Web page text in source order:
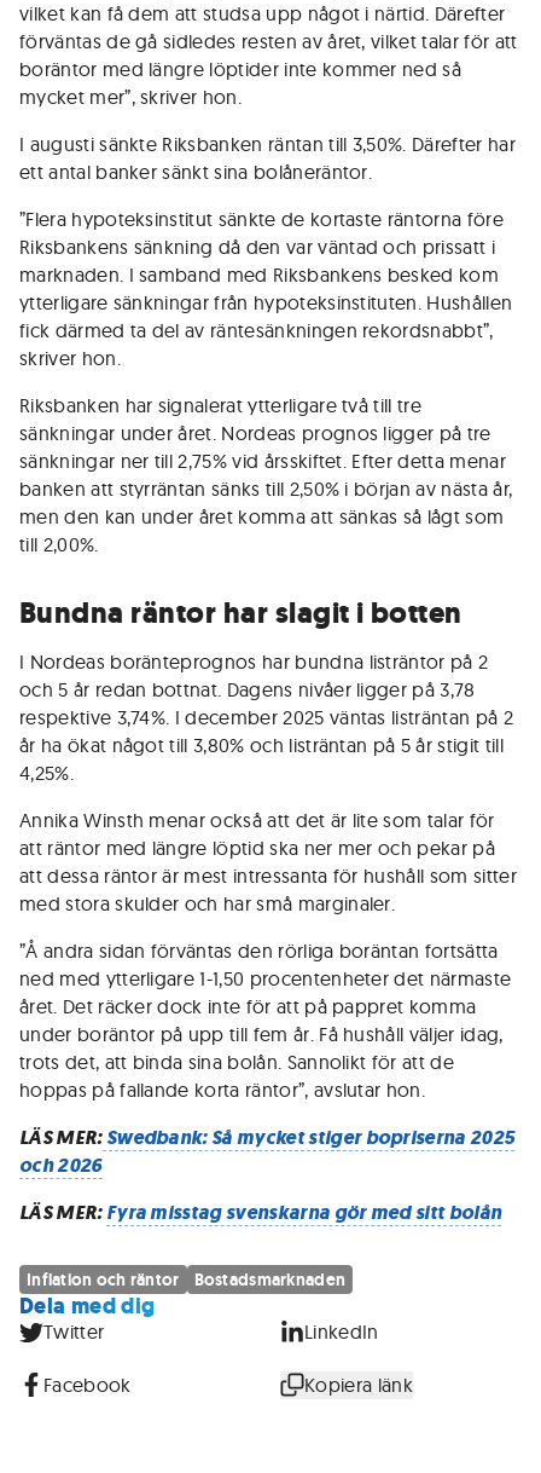
vilket kan få dem att studsa upp något i närtid. Därefter
förväntas de gå sidledes resten av året, vilket talar för att
boräntor med längre löptider inte kommer ned så
mycket mer”, skriver hon.
I augusti sänkte Riksbanken räntan till 3,50%. Därefter har
ett antal banker sänkt sina bolåneräntor.
”Flera hypoteksinstitut sänkte de kortaste räntorna före
Riksbankens sänkning då den var väntad och prissatt i
marknaden. I samband med Riksbankens besked kom
ytterligare sänkningar från hypoteksinstituten. Hushållen
fick därmed ta del av räntesänkningen rekordsnabbt”,
skriver hon.
Riksbanken har signalerat ytterligare två till tre
sänkningar under året. Nordeas prognos ligger på tre
sänkningar ner till 2,75% vid årsskiftet. Efter detta menar
banken att styrräntan sänks till 2,50% i början av nästa år,
men den kan under året komma att sänkas så lågt som
till 2,00%.
Bundna räntor har slagit i botten
I Nordeas boränteprognos har bundna listräntor på 2
och 5 år redan bottnat. Dagens nivåer ligger på 3,78
respektive 3,74%. I december 2025 väntas listräntan på 2
år ha ökat något till 3,80% och listräntan på 5 år stigit till
4,25%.
Annika Winsth menar också att det är lite som talar för
att räntor med längre löptid ska ner mer och pekar på
att dessa räntor är mest intressanta för hushåll som sitter
med stora skulder och har små marginaler.
”Å andra sidan förväntas den rörliga boräntan fortsätta
ned med ytterligare 1-1,50 procentenheter det närmaste
året. Det räcker dock inte för att på pappret komma
under boräntor på upp till fem år. Få hushåll väljer idag,
trots det, att binda sina bolån. Sannolikt för att de
hoppas på fallande korta räntor”, avslutar hon.
LÄS MER:Swedbank: Så mycket stiger bopriserna 2025
och 2026
LÄS MER:Fyra misstag svenskarna gör med sitt bolån
Inflation och räntor Bostadsmarknaden
Dela med dig
Twitter LinkedIn
Facebook Kopiera länk